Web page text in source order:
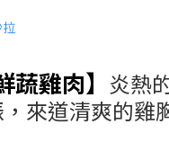
蔬雞肉】 炎熱
來道清爽的雞